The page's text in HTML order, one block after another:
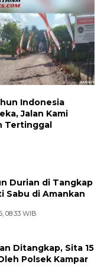
Indonesia
Jalan Kami
Tertinggal
Durian di Tangkap
Sabu di Amankan
08:33 WIB
Ditangkap, Sita 15
Polsek Kampar